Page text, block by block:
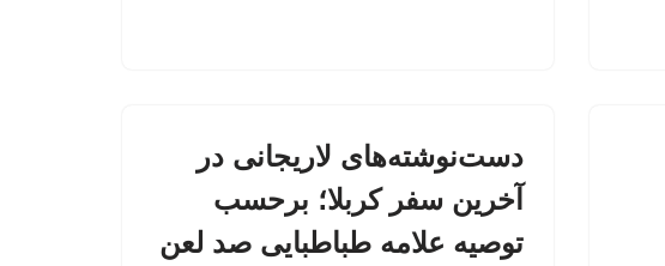
دست‌نوشته‌های لاریجانی در
آخرین سفر کربلا؛ برحسب
توصیه علامه طباطبایی صد لعن